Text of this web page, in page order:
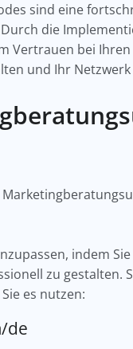
sind eine
die
Vertrauen bei
und Ihr
indem
zu gestalten.
es nutzen:
de